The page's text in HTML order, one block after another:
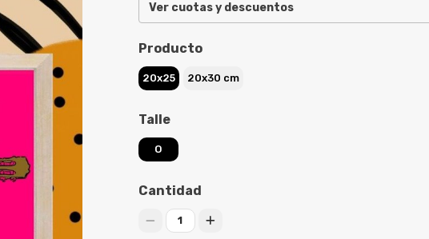
Ver cuotas y descuentos
Producto
20x25 20x30 cm
Talle
O
Cantidad
1